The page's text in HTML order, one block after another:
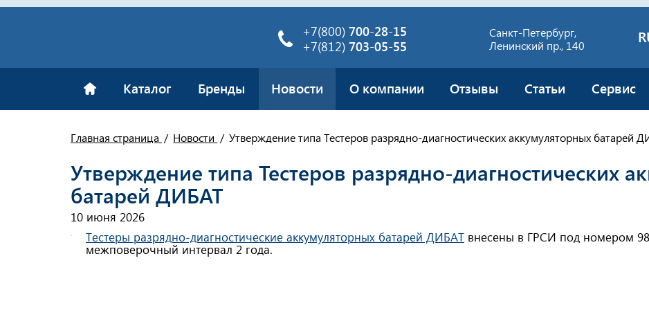
+7(800) 700-28-15
+7(812) 703-05-55
Санкт-Петербург,
Ленинский пр., 140
Каталог Бренды Новости О компании Отзывы Статьи Сервис
Главная страница Новости Утверждение типа Тестеров разрядно-диагностических аккумуляторных батарей
Утверждение типа Тестеров разрядно-диагностических
батарей ДИБАТ
10 июня 2026
Тестеры разрядно-диагностические аккумуляторных батарей ДИБАТ внесены в ГРСИ под номером
межповерочный интервал 2 года.